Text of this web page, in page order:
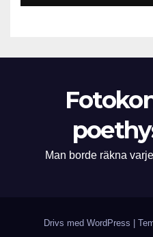
Man borde räkna
Drivs med WordPress